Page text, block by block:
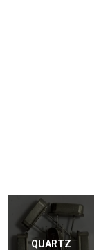
QUARTZ